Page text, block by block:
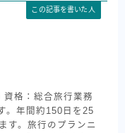
この記事を書いた人
格：総合旅行業務
。年間約150日を25
す。旅行のプランニ